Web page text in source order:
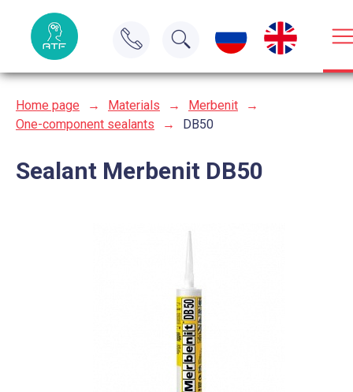
Home page → Materials → Merbenit
→
One-component sealants
→ DB50
Sealant Merbenit DB50